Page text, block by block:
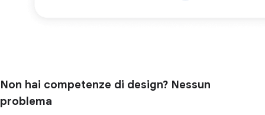
Non hai competenze di design? Nessun
problema